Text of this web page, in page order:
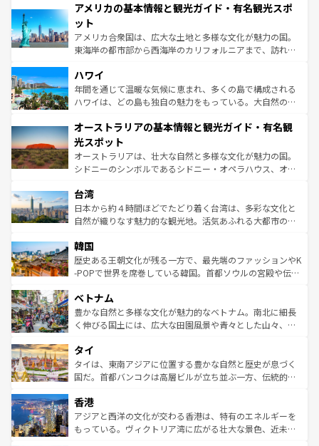
ンツ一覧を参照してほしい。
の建物がそのまま残る町や、スイスならではのユニークな
博物館もあり、アルプス観光だけでなく町歩きも満喫する
ことができる。国民の所得が高いため物価も高いが、旅行
者向けの交通パス提供のサービスもあり、うまく活用すれ
着のスイス情報は
アメリカの基本情報と観光ガイド・有名観光スポ
ット
アメリカ合衆国は、広大な土地と多様な文化が魅力の国。
東海岸の都市部から西海岸のカリフォルニアまで、訪れる
のような巨大都市は、観光、ショッピング、エンターテイ
ンメントが詰まった刺激的なスポットだ。一方、アメリカ
西部には大自然が広がり、グランドキャニオンやイエロー
部のニューオーリンズでは、音楽と美食が融合した独特の
文化が魅力。旅行者はアメリカの各地域で異なる魅力を楽
しみながら、その多様性と豊かな歴史を感じることができ
るだろう。車でのロードトリップや列車の旅も、アメリカ
情報は
ハワイ
年間を通じて温暖な気候に恵まれ、多くの島で構成される
ハワイは、どの島も独自の魅力をもっている。大自然の神
ワイ島は見逃せない。また、定番の観光地といえばオアフ
島だが、静かな自然を求めるならマウイ島やカウアイ島が
おすすめ。エメラルドグリーンに輝く海をはじめ、豊かな
文化や歴史が息づいている。「アロハスピリット」と呼ば
人々、おいしいローカルフードやハワイアンミュージッ
ク、伝統的なフラダンスなど、すべてがハワイの魅力を彩
っている。訪れるたびに新しい発見と感動が待っているハ
はコンテンツ一覧
オーストラリアの基本情報と観光ガイド・有名観
光スポット
オーストラリアは、壮大な自然と多様な文化が魅力の国。
シドニーのシンボルであるシドニー・オペラハウス、オー
リアリーフや大陸中央部にそびえるウルル（エアーズロッ
ク）、タスマニアの美しい原生林やケアンズの熱帯雨林な
ど、見どころがたくさん。また、カフェやワイン、オージ
いる。アクティビティも充実しており、サーフィンやダイ
ビング、ハイキングなど、アウトドア好きにはたまらな
い。オーストラリアの多彩な魅力を存分に味わいつくそ
参照してほしい。
台湾
日本から約４時間ほどでたどり着く台湾は、多彩な文化と
自然が織りなす魅力的な観光地。活気あふれる大都市の台
ン）、静ひつな山岳地帯である台湾東部など、都市の喧騒
と山間の静けさが共存しており、訪れる人に新しい発見と
驚きをもたらしてくれる。また、奥深い台湾の食文化も魅
容にもいいと評判のスイーツなど、バラエティ豊かな料理
が味わえる。 なお、新着の台湾情報は コンテンツ一覧を参
照してほしい。
韓国
歴史ある王朝文化が残る一方で、最先端のファッションやK
-POPで世界を席巻している韓国。首都ソウルの宮殿や伝統
き、地方に足を延ばせば四季折々の自然美を楽しむことが
できる。そして、キムチや焼肉、絶品のストリートフード
まで、さまざまな韓国料理が待っている。夜には、韓国な
リティに包まれながら、韓国の多彩な魅力を心ゆくまで味
わってみてほしい。 なお、新着の韓国情報はコンテンツ一
覧を参照してほしい。
ベトナム
豊かな自然と多様な文化が魅力的なベトナム。南北に細長
く伸びる国土には、広大な田園風景や青々とした山々、世
急速な発展と共に伝統が息づく。ハノイの古い町並みやホ
ーチミン市のフランス統治時代の建物も、独特の雰囲気を
醸し出している。また、バラエティの豊かさとおいしさで
とつ。フォーやバインミー、ベトナムコーヒーなどは、ぜ
ひ現地で味わいたい。どの地域を訪れてもあたたかい人々
が旅行者を迎えてくれるので、きっと忘れられない旅にな
タイ
タイは、東南アジアに位置する豊かな自然と歴史が息づく
国だ。首都バンコクは高層ビルが立ち並ぶ一方、伝統的な
の活気が交差している。北部ではチェンマイなどの山岳地
帯で自然と触れ合い、南部ではプーケットやクラビの美し
いビーチでリゾート気分を楽しむことができる。タイ料理
香港
アジアと西洋の文化が交わる香港は、特有のエネルギーを
もっている。ヴィクトリア湾に広がる壮大な景色、近未来